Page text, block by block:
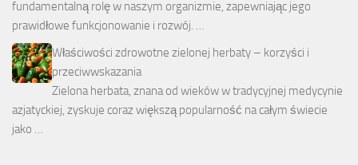
fundamentalną rolę w naszym organizmie, zapewniając jego
prawidłowe funkcjonowanie i rozwój. …
Właściwości zdrowotne zielonej herbaty – korzyści i
przeciwwskazania
Zielona herbata, znana od wieków w tradycyjnej medycynie
azjatyckiej, zyskuje coraz większą popularność na całym świecie
jako …